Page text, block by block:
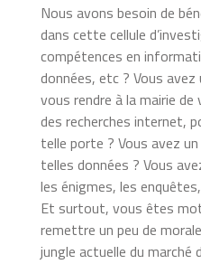
Nous avons besoin de
dans cette cellule
compétences en
données, etc ? Vous
vous rendre à la mairie
des recherches internet,
telle porte ? Vous avez
telles données ? Vous
les énigmes, les
Et surtout, vous êtes
remettre un peu de
jungle actuelle du marché